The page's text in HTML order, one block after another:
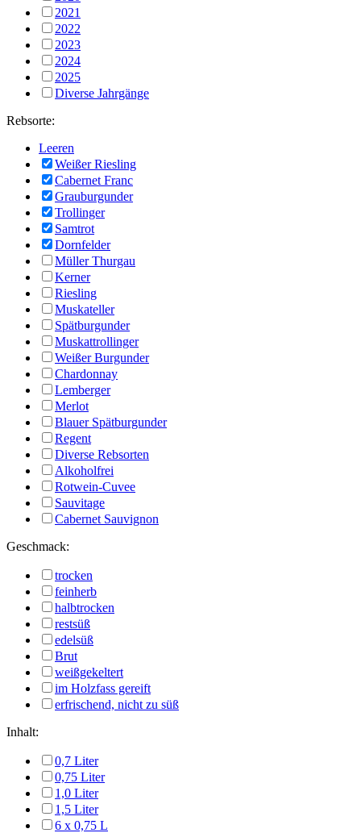
2021
2022
2023
2024
2025
Diverse Jahrgänge
Rebsorte:
Leeren
Weißer Riesling
Cabernet Franc
Grauburgunder
Trollinger
Samtrot
Dornfelder
Müller Thurgau
Kerner
Riesling
Muskateller
Spätburgunder
Muskattrollinger
Weißer Burgunder
Chardonnay
Lemberger
Merlot
Blauer Spätburgunder
Regent
Diverse Rebsorten
Alkoholfrei
Rotwein-Cuvee
Sauvitage
Cabernet Sauvignon
Geschmack:
trocken
feinherb
halbtrocken
restsüß
edelsüß
Brut
weißgekeltert
im Holzfass gereift
erfrischend, nicht zu süß
Inhalt:
0,7 Liter
0,75 Liter
1,0 Liter
1,5 Liter
6 x 0,75 L